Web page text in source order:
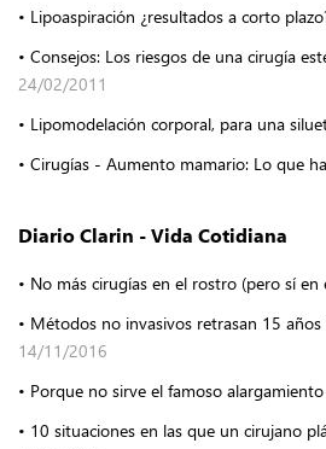
• Lipoaspiración ¿resultados a corto
• Consejos: Los riesgos de una cirugía
24/02/2011
• Lipomodelación corporal, para una
• Cirugías - Aumento mamario: Lo que
Diario Clarin - Vida Cotidiana
• No más cirugías en el rostro (pero sí en
• Métodos no invasivos retrasan 15
14/11/2016
• Porque no sirve el famoso
• 10 situaciones en las que un cirujano